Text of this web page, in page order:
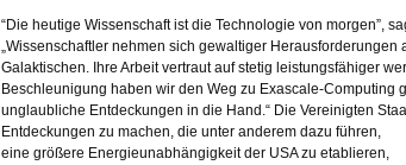
“Die heutige Wissenschaft ist die Technologie von morgen”,
„Wissenschaftler nehmen sich gewaltiger
Galaktischen. Ihre Arbeit vertraut auf stetig leistungsfähiger
Beschleunigung haben wir den Weg zu Exascale-Computing
unglaubliche Entdeckungen in die Hand.“ Die Vereinigten
Entdeckungen zu machen, die unter anderem dazu führen,
eine größere Energieunabhängigkeit der USA zu etablieren,